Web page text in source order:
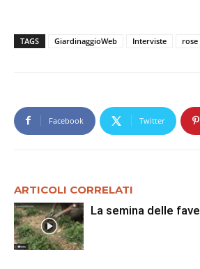
TAGS GiardinaggioWeb Interviste rose
Facebook Twitter
ARTICOLI CORRELATI
La semina delle fave